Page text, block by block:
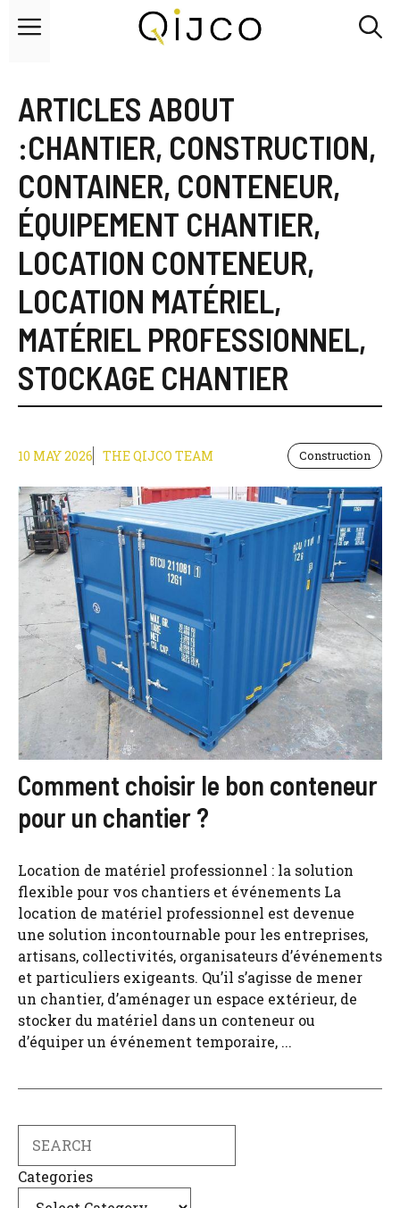
Menu
ARTICLES ABOUT
:CHANTIER, CONSTRUCTION,
CONTAINER, CONTENEUR,
ÉQUIPEMENT CHANTIER,
LOCATION CONTENEUR,
LOCATION MATÉRIEL,
MATÉRIEL PROFESSIONNEL,
STOCKAGE CHANTIER
10 MAY 2026 THE QIJCO TEAM Construction
Comment choisir le bon conteneur
pour un chantier ?
Location de matériel professionnel : la solution
flexible pour vos chantiers et événements La
location de matériel professionnel est devenue
une solution incontournable pour les entreprises,
artisans, collectivités, organisateurs d’événements
et particuliers exigeants. Qu’il s’agisse de mener
un chantier, d’aménager un espace extérieur, de
stocker du matériel dans un conteneur ou
d’équiper un événement temporaire, ...
Categories